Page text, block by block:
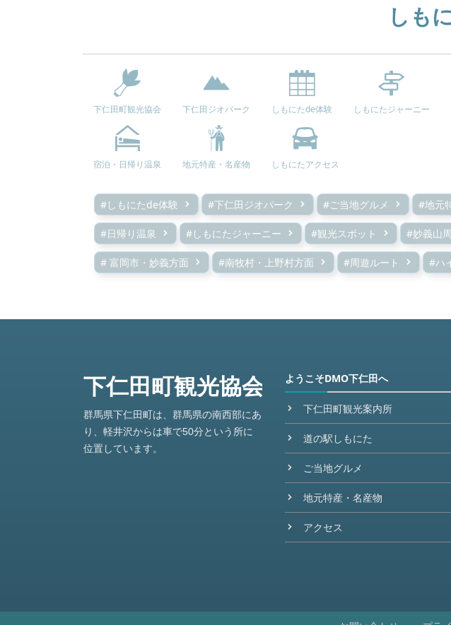
しも
下仁田町観光協会 下仁田ジオパーク しもにたde体験 しもにたジャーニー
宿泊・日帰り温泉 地元特産・名産物 しもにたアクセス
#しもにたde体験 #下仁田ジオパーク #ご当地グルメ #地元
#日帰り温泉 #しもにたジャーニー #観光スポット #妙義山
# 富岡市・妙義方面 #南牧村・上野村方面 #周遊ルート #ハ
群馬県下仁田町は、群馬県の南西部にあ
り、軽井沢からは車で50分という所に
位置しています。
ようこそDMO下仁田へ
下仁田町観光案内所
道の駅しもにた
ご当地グルメ
地元特産・名産物
アクセス